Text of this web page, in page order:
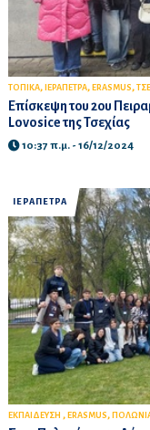
ΤΟΠΙΚΑ, ΙΕΡΑΠΕΤΡΑ, ERASMUS,
Επίσκεψη του 2ου
Lovosice της Τσεχίας
10:37 π.μ. - 16/12/2024
ΙΕΡΑΠΕΤΡΑ
ΕΚΠΑΙΔΕΥΣΗ , ERASMUS,